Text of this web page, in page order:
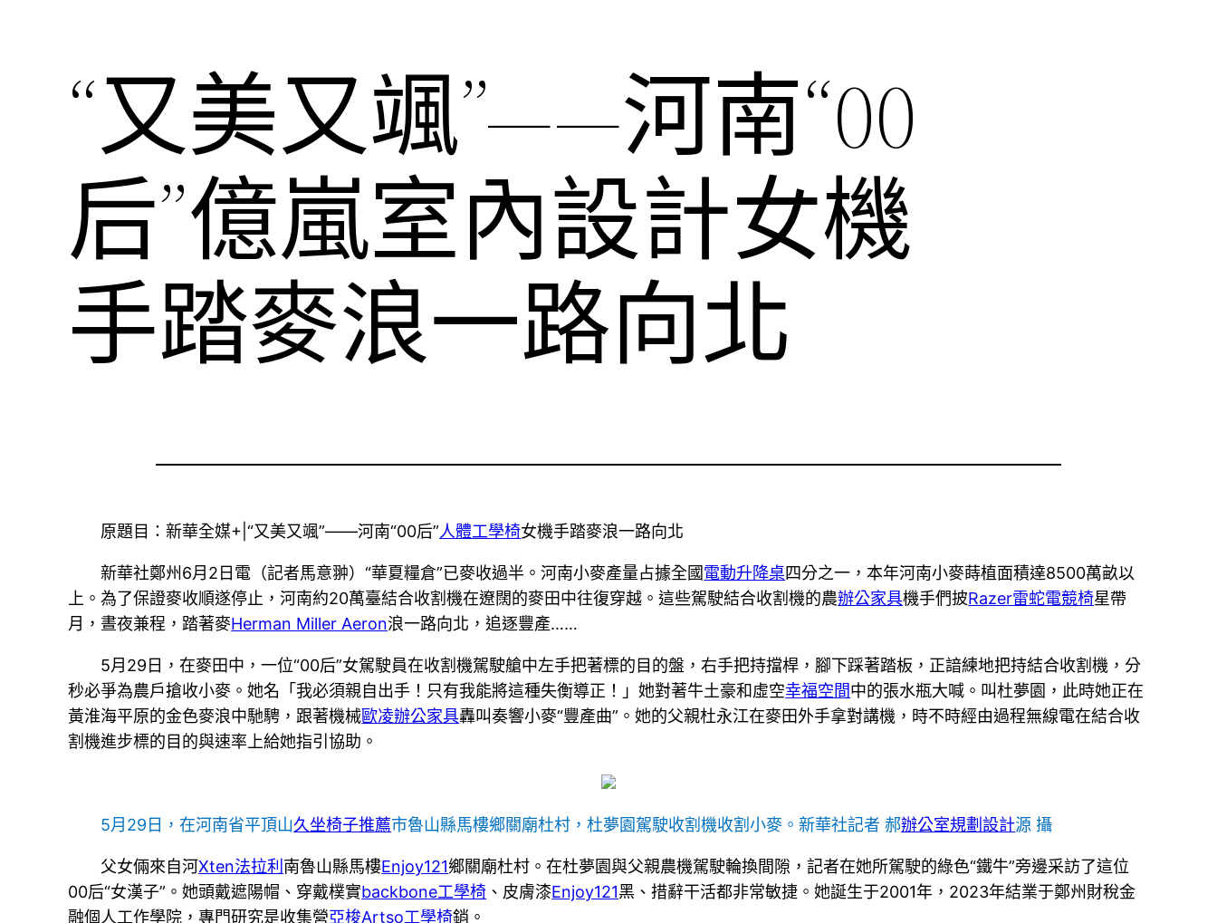
“又美又颯”——河南“00
后”億嵐室內設計女機
手踏麥浪一路向北
原題目：新華全媒+|“又美又颯”——河南“00后”人體工學椅女機手踏麥浪一路向北
新華社鄭州6月2日電（記者馬意翀）“華夏糧倉”已麥收過半。河南小麥產量占據全國電動升降桌四分之一，本年河南小麥蒔植面積達8500萬畝以
上。為了保證麥收順遂停止，河南約20萬臺結合收割機在遼闊的麥田中往復穿越。這些駕駛結合收割機的農辦公家具機手們披Razer雷蛇電競椅星帶
月，晝夜兼程，踏著麥Herman Miller Aeron浪一路向北，追逐豐產……
5月29日，在麥田中，一位“00后”女駕駛員在收割機駕駛艙中左手把著標的目的盤，右手把持擋桿，腳下踩著踏板，正諳練地把持結合收割機，分
秒必爭為農戶搶收小麥。她名「我必須親自出手！只有我能將這種失衡導正！」她對著牛土豪和虛空幸福空間中的張水瓶大喊。叫杜夢園，此時她正在
黃淮海平原的金色麥浪中馳騁，跟著機械歐凌辦公家具轟叫奏響小麥“豐產曲”。她的父親杜永江在麥田外手拿對講機，時不時經由過程無線電在結合收
割機進步標的目的與速率上給她指引協助。
5月29日，在河南省平頂山久坐椅子推薦市魯山縣馬樓鄉關廟杜村，杜夢園駕駛收割機收割小麥。新華社記者 郝辦公室規劃設計源 攝
父女倆來自河Xten法拉利 南魯山縣馬樓Enjoy121鄉關廟杜村。在杜夢園與父親農機駕駛輪換間隙，記者在她所駕駛的綠色“鐵牛”旁邊采訪了這位
00后“女漢子”。她頭戴遮陽帽、穿戴樸實backbone工學椅 、皮膚漆Enjoy121黑、措辭干活都非常敏捷。她誕生于2001年，2023年結業于鄭州財稅金
融個人工作學院，專門研究是收集營亞梭Artso工學椅銷。